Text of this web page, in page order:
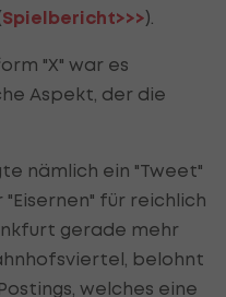
Spielbericht>>>).
"X" war es
Aspekt, der die
nämlich ein "Tweet"
für reichlich
gerade mehr
belohnt
welches eine